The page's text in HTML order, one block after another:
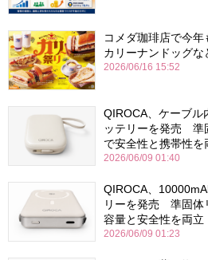
コメダ珈琲店で今
カリーナンドッグ
2026/06/16 15:52
QIROCA、ケーブ
ッテリーを発売 準
で安全性と携帯性を
2026/06/09 01:40
QIROCA、
リーを発売 準固体
容量と安全性を両立
2026/06/09 01:23